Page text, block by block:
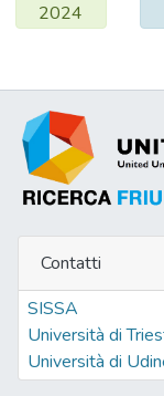
2024
Contatti
SISSA
Università di
Università di